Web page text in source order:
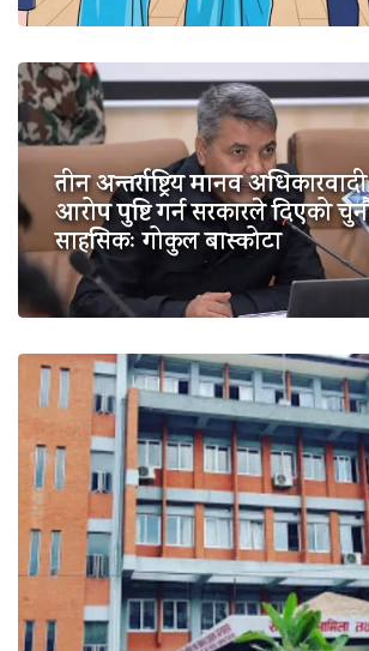
तीन अन्तर्राष्ट्रिय मानव
आरोप पुष्टि गर्न सरकारले दिएको
साहसिकः गोकुल बास्कोटा